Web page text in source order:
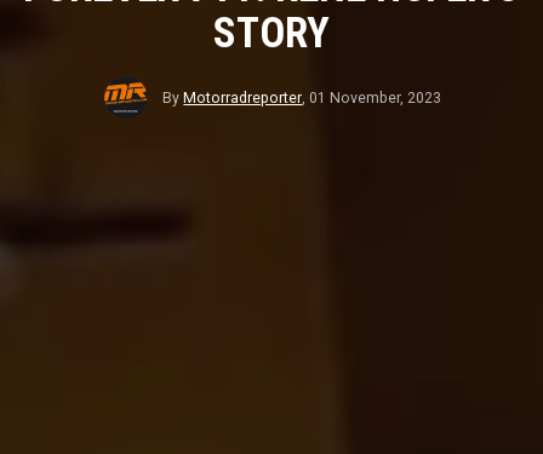
STORY
By Motorradreporter,01 November, 2023